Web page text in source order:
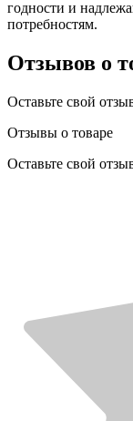
годности и
потребностям.
Отзывов о
Оставьте свой
Отзывы о товаре
Оставьте свой